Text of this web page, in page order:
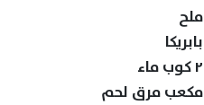
ملح
بابريكا
٢ كوب ماء
مكعب مرق لحم